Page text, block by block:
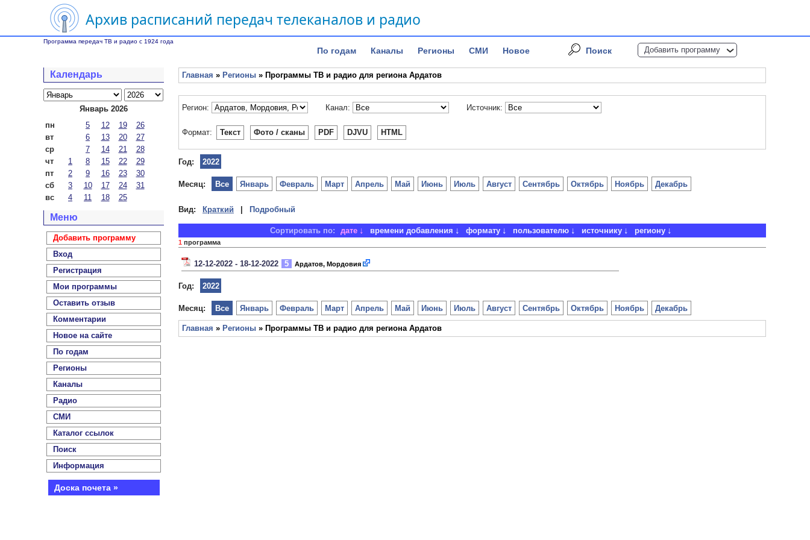
Архив расписаний передач телеканалов и радио
Программа передач ТВ и радио с 1924 года
По годам Каналы Регионы СМИ Новое Поиск Добавить программу
Календарь
Январь 2026
пн
5 12 19
26
вт
6 13 20
27
ср
7 14 21
28
чт
1 8 15 22
29
пт
2 9 16 23
30
сб
3 10 17 24
31
вс
4 11 18 25
Меню
Добавить программу
Вход
Регистрация
Мои программы
Оставить отзыв
Комментарии
Новое на сайте
По годам
Регионы
Каналы
Радио
СМИ
Каталог ссылок
Поиск
Информация
Доска почета »
Главная » Регионы » Программы ТВ и радио для региона Ардатов
Регион: Канал: Источник:
Формат: Текст Фото / сканы PDF DJVU HTML
Год: 2022
Месяц: Январь Февраль Март Апрель Май Июнь Июль Август Сентябрь Октябрь Ноябрь Декабрь
Все
Вид: Краткий Подробный
Сортировать по: дате времени добавления формату пользователю источнику региону
1 программа
12-12-2022 - 18-12-2022 5 Ардатов, Мордовия
Год: 2022
Месяц: Январь Февраль Март Апрель Май Июнь Июль Август Сентябрь Октябрь Ноябрь Декабрь
Все
Главная » Регионы » Программы ТВ и радио для региона Ардатов